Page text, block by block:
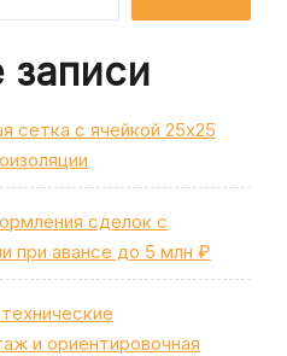
сетка с ячейкой 25х25
сделок с
при авансе до 5 млн ₽
и ориентировочная